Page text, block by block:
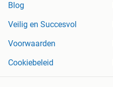
Blog
Veilig en Succesvol
Voorwaarden
Cookiebeleid